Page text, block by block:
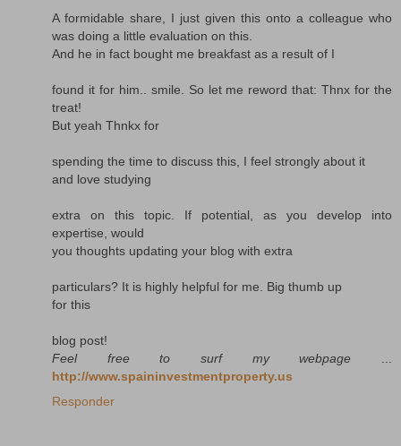
A formidable share, I just given this onto a colleague who
was doing a little evaluation on this.
And he in fact bought me breakfast as a result of I
found it for him.. smile. So let me reword that: Thnx for the
treat!
But yeah Thnkx for
spending the time to discuss this, I feel strongly about it
and love studying
extra on this topic. If potential, as you develop into
expertise, would
you thoughts updating your blog with extra
particulars? It is highly helpful for me. Big thumb up
for this
blog post!
Feel free to surf my webpage ...
http://www.spaininvestmentproperty.us
Responder